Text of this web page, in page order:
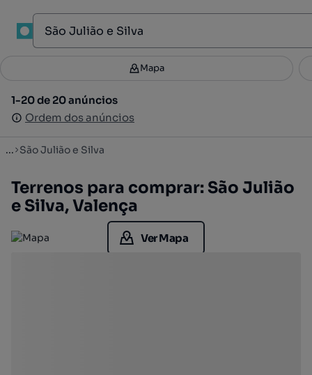
Filtros 2
1-20 de 20 anúncios
Ordem dos anúncios
Mapa
1-20 de 20 anúncios
Ordem dos anúncios
... São Julião e Silva
Terrenos para comprar: São Julião
e Silva, Valença
Ver Mapa